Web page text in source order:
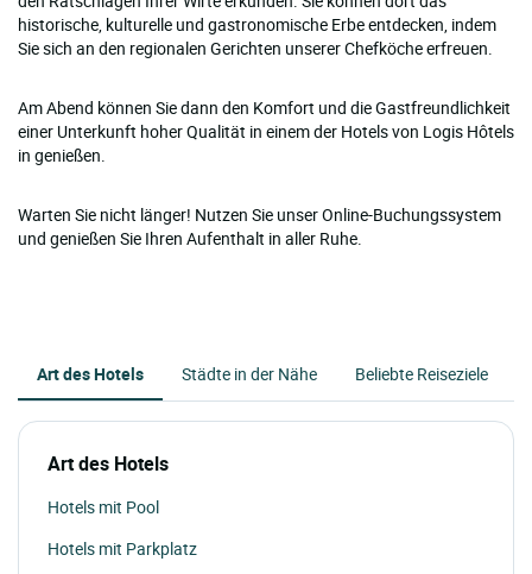
historische, kulturelle und gastronomische Erbe entdecken, indem
Sie sich an den regionalen Gerichten unserer Chefköche erfreuen.
Am Abend können Sie dann den Komfort und die Gastfreundlichkeit
einer Unterkunft hoher Qualität in einem der Hotels von Logis Hôtels
in genießen.
Warten Sie nicht länger! Nutzen Sie unser Online-Buchungssystem
und genießen Sie Ihren Aufenthalt in aller Ruhe.
Art des Hotels Städte in der Nähe Beliebte Reiseziele
Art des Hotels
Hotels mit Pool
Hotels mit Parkplatz